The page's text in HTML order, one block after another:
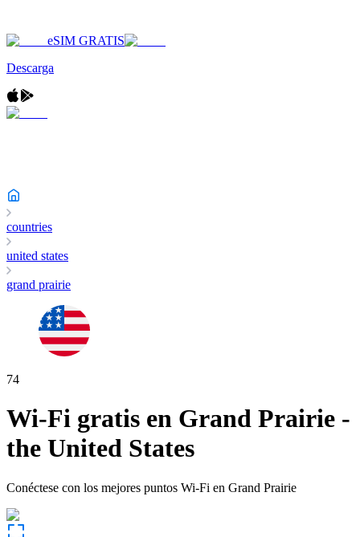
eSIM GRATIS
Descarga
countries
united states
grand prairie
74
Wi-Fi gratis en Grand Prairie -
the United States
Conéctese con los mejores puntos Wi-Fi en Grand Prairie